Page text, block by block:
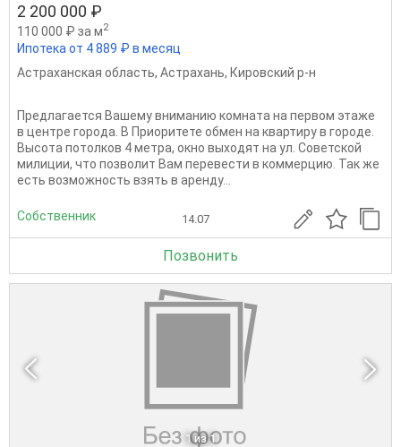
2 200 000 ₽
110 000 ₽ за м2
Ипотека от 4 889 ₽ в месяц
Астраханская область, Астрахань, Кировский р-н
Предлагается Вашему вниманию комната на первом этаже
в центре города. В Приоритете обмен на квартиру в городе.
Высота потолков 4 метра, окно выходят на ул. Советской
милиции, что позволит Вам перевести в коммерцию. Так же
есть возможность взять в аренду...
Собственник 14.07
Позвонить
1 из 1